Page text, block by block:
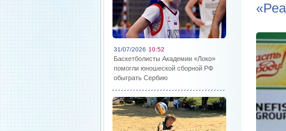
31/07/2026 10:52
Баскетболисты Академии «Локо»
помогли юношеской сборной РФ
обыграть Сербию